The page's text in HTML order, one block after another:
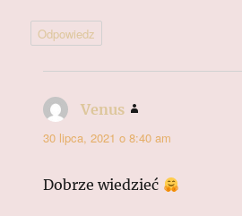
Odpowiedz
Venus
30 lipca, 2021 o 8:40 am
Dobrze wiedzieć